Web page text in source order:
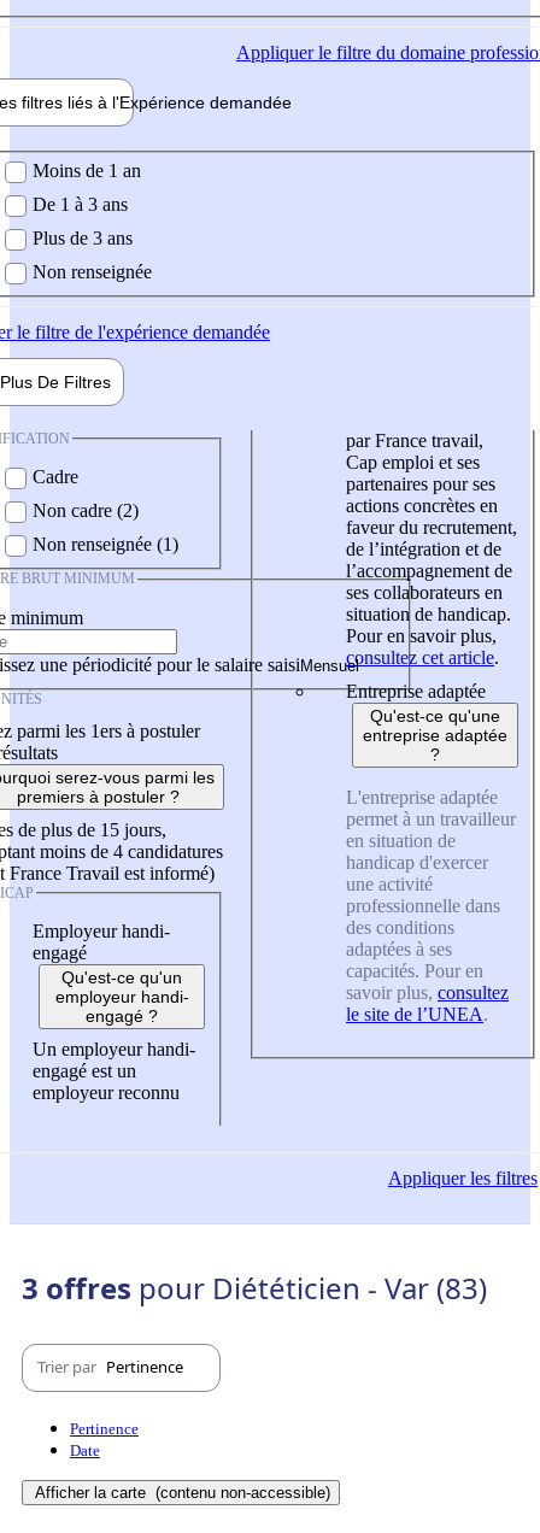
Appliquerle filtre du domaine
filtres liés à l'Expérience demandée
demandée
Moins de 1 an
De 1 à 3 ans
Plus de 3 ans
Non renseignée
le filtre de l'expérience demandée
Plus De Filtres
Cadre
Non cadre (2)
Non renseignée (1)
BRUT MINIMUM
minimum
une périodicité pour le salaire saisi
parmi les 1ers à postuler
serez-vous parmi les
premiers à postuler ?
de plus de 15 jours,
moins de 4 candidatures
France Travail est informé)
Employeur handi-
engagé
Qu'est-ce qu'un
employeur handi-
engagé ?
Un employeur handi-
engagé est un
employeur reconnu
par France travail,
Cap emploi et ses
partenaires pour ses
actions concrètes en
faveur du recrutement,
de l’intégration et de
l’accompagnement de
ses collaborateurs en
situation de handicap.
Pour en savoir plus,
consultez cet article.
Entreprise adaptée
Qu'est-ce qu'une
entreprise adaptée
?
L'entreprise adaptée
permet à un travailleur
en situation de
handicap d'exercer
une activité
professionnelle dans
des conditions
adaptées à ses
capacités. Pour en
savoir plus, consultez
le site de l’UNEA.
Appliquerles filtres
3 offres pour Diététicien - Var (83)
Trier par Pertinence
Pertinence
Date
Afficher la carte (contenu non-accessible)